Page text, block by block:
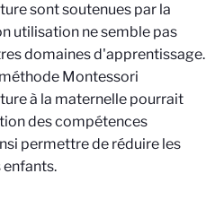
sont soutenues par la
utilisation ne semble pas
domaines d'apprentissage.
Montessori
à la maternelle pourrait
des compétences
permettre de réduire les
enfants.